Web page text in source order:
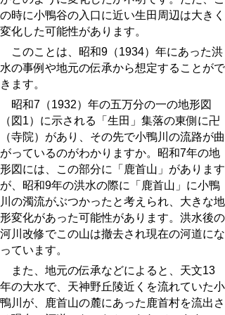
の時に小鴨谷の入口に近い生田周辺は大きく
変化した可能性があります。
このことは、昭和9（1934）年にあった洪
水の事例や地元の伝承から想定することがで
きます。
昭和7 （1932）年の五万分の一の地形図
（図1）に示される「生田」集落の東側に卍
（寺院）があり、その先で小鴨川の流路が曲
がっているのがわかりますか。昭和7年の地
形図には、この部分に「鹿首山」があります
が、昭和9年の洪水の際に「鹿首山」に小鴨
川の濁流がぶつかったと考えられ、大きな地
形変化があった可能性があります。洪水後の
河川改修でこの山は撤去され現在の河道にな
っています。
また、 地元の伝承などによると、天文13
年の大水で、天神野丘陵近くを流れていた小
鴨川が、鹿首山の麓にあった鹿首村を流出さ